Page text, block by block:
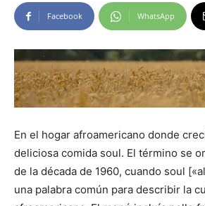
Facebook WhatsApp
En el hogar afroamericano donde
deliciosa comida soul. El término se
de la década de 1960, cuando soul
una palabra común para describir la